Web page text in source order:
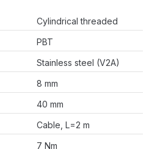
Cylindrical threaded
PBT
Stainless steel (V2A)
8 mm
40 mm
Cable, L=2 m
7 Nm